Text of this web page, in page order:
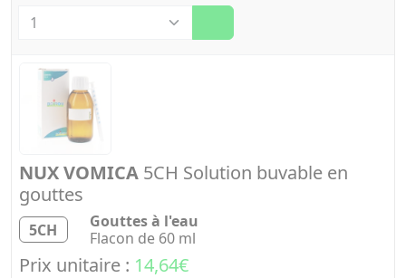
NUX VOMICA 5CH Solution buvable en
gouttes
5CH
Gouttes à l'eau
Flacon de 60 ml
Prix unitaire : 14,64€